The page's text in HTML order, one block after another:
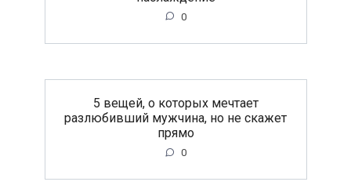
0
5 вещей, о которых мечтает
разлюбивший мужчина, но не скажет
прямо
0